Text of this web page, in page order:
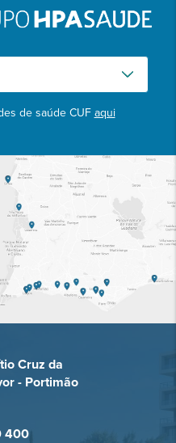
de saúde CUF aqui
Cruz da
- Portimão
400